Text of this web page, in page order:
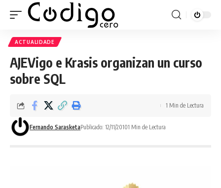
ACTUALIDADE
AJEVigo e Krasis organizan un curso
sobre SQL
Fernando SarasketaPublicado: 12/11/20101 Min de Lectura
1 Min de Lectura